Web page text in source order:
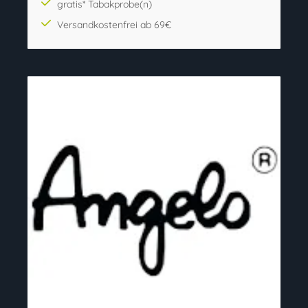
gratis* Tabakprobe(n)
Versandkostenfrei ab 69€